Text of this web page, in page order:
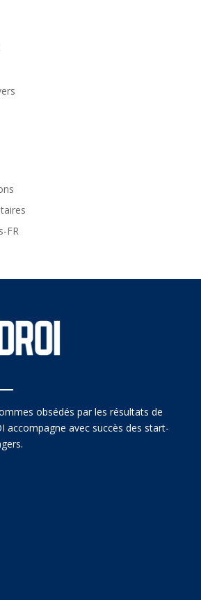
FR
obsédés par les résultats de
accompagne avec succès des start-